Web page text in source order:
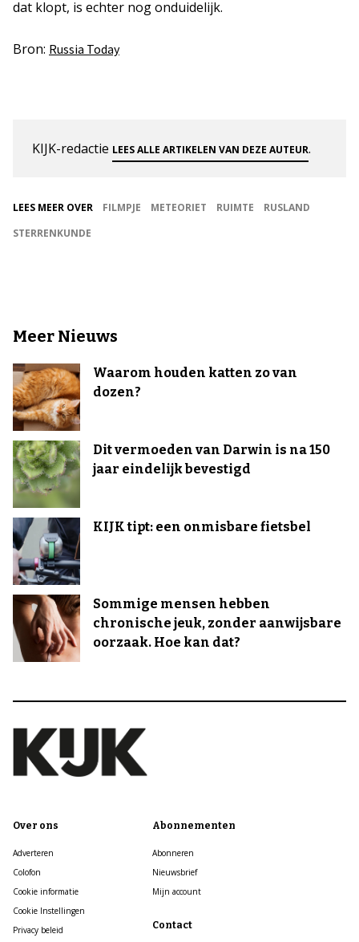
dat klopt, is echter nog onduidelijk.
Bron: Russia Today
KIJK-redactie LEES ALLE ARTIKELEN VAN DEZE AUTEUR.
LEES MEER OVER FILMPJE METEORIET RUIMTE
RUSLAND
STERRENKUNDE
Meer Nieuws
Waarom houden katten zo van
dozen?
Dit vermoeden van Darwin is na 150
jaar eindelijk bevestigd
KIJK tipt: een onmisbare fietsbel
Sommige mensen hebben
chronische jeuk, zonder aanwijsbare
oorzaak. Hoe kan dat?
Over ons
Adverteren
Colofon
Cookie informatie
Cookie Instellingen
Privacy beleid
Abonnementen
Abonneren
Nieuwsbrief
Mijn account
Contact